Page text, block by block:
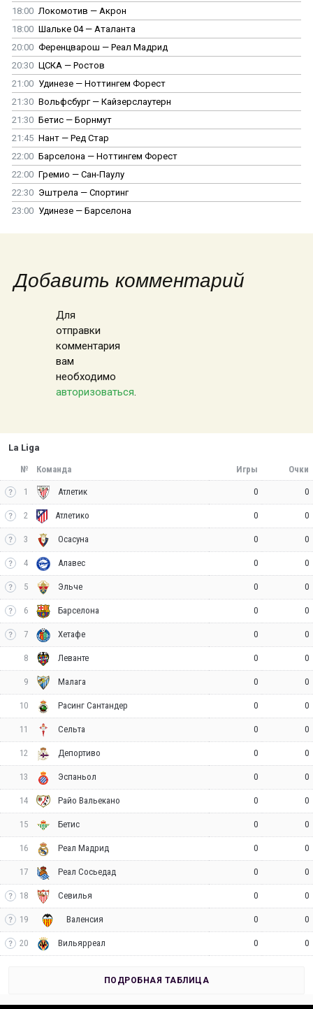
18:00 Локомотив — Акрон
18:00 Шальке 04 — Аталанта
20:00 Ференцварош — Реал Мадрид
20:30 ЦСКА — Ростов
21:00 Удинезе — Ноттингем Форест
21:30 Вольфсбург — Кайзерслаутерн
21:30 Бетис — Борнмут
21:45 Нант — Ред Стар
22:00 Барселона — Ноттингем Форест
22:00 Гремио — Сан-Паулу
22:30 Эштрела — Спортинг
23:00 Удинезе — Барселона
Добавить комментарий
Для
отправки
комментария
вам
необходимо
авторизоваться.
La Liga
№ Команда Игры Очки
1 Атлетик 0 0
2 Атлетико 0 0
3 Осасуна 0 0
4 Алавес 0 0
5 Эльче 0 0
6 Барселона 0 0
7 Хетафе 0 0
8 Леванте 0 0
9 Малага 0 0
10 Расинг Сантандер 0 0
11 Сельта 0 0
12 Депортиво 0 0
13 Эспаньол 0 0
14 Райо Вальекано 0 0
15 Бетис 0 0
16 Реал Мадрид 0 0
17 Реал Сосьедад 0 0
18 Севилья 0 0
19 Валенсия 0 0
20 Вильярреал 0 0
ПОДРОБНАЯ ТАБЛИЦА